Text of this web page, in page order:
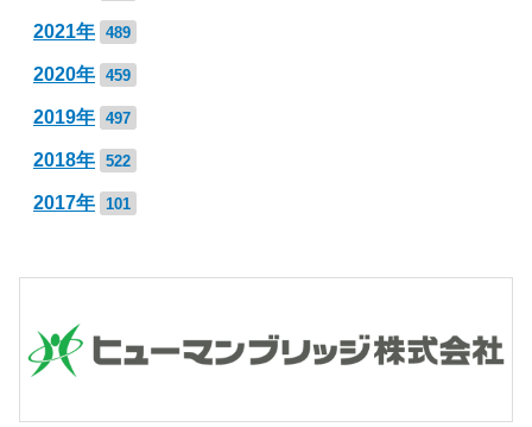
2021年 489
2020年 459
2019年 497
2018年 522
2017年 101